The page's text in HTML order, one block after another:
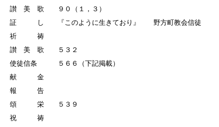
讃 美 歌 ９０（１，３）
証 し 『このように生きており』 野方町教会信徒
祈 祷
讃 美 歌 ５３２
使徒信条 ５６６（下記掲載）
献 金
報 告
頌 栄 ５３９
祝 祷